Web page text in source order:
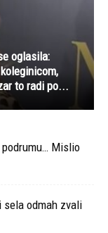
oglasila:
to radi po...
Mislio
sela odmah zvali